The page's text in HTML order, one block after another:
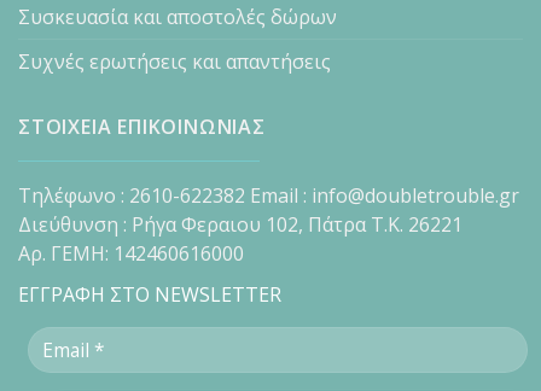
Συσκευασία και αποστολές δώρων
Συχνές ερωτήσεις και απαντήσεις
ΣΤΟΙΧΕΙΑ ΕΠΙΚΟΙΝΩΝΙΑΣ
Τηλέφωνο : 2610-622382 Email : info@doubletrouble.gr
Διεύθυνση : Ρήγα Φεραιου 102, Πάτρα Τ.Κ. 26221
Αρ. ΓΕΜΗ: 142460616000
ΕΓΓΡΑΦΗ ΣΤΟ NEWSLETTER